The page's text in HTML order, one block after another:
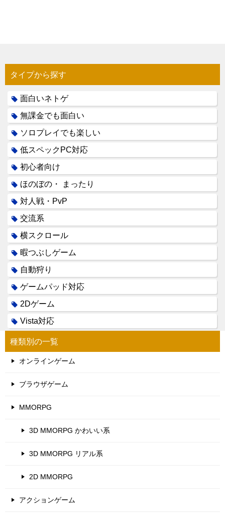
タイプから探す
面白いネトゲ
無課金でも面白い
ソロプレイでも楽しい
低スペックPC対応
初心者向け
ほのぼの・ まったり
対人戦・PvP
交流系
横スクロール
暇つぶしゲーム
自動狩り
ゲームパッド対応
2Dゲーム
Vista対応
種類別の一覧
オンラインゲーム
ブラウザゲーム
MMORPG
3D MMORPG かわいい系
3D MMORPG リアル系
2D MMORPG
アクションゲーム